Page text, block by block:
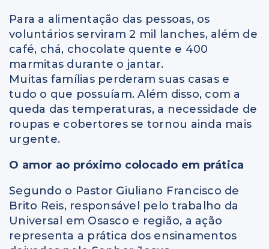
Para a alimentação das pessoas, os
voluntários serviram 2 mil lanches, além de
café, chá, chocolate quente e 400
marmitas durante o jantar.
Muitas famílias perderam suas casas e
tudo o que possuíam. Além disso, com a
queda das temperaturas, a necessidade de
roupas e cobertores se tornou ainda mais
urgente.
O amor ao próximo colocado em prática
Segundo o Pastor Giuliano Francisco de
Brito Reis, responsável pelo trabalho da
Universal em Osasco e região, a ação
representa a prática dos ensinamentos